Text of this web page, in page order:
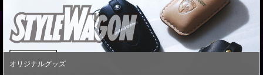
オリジナルグッズ